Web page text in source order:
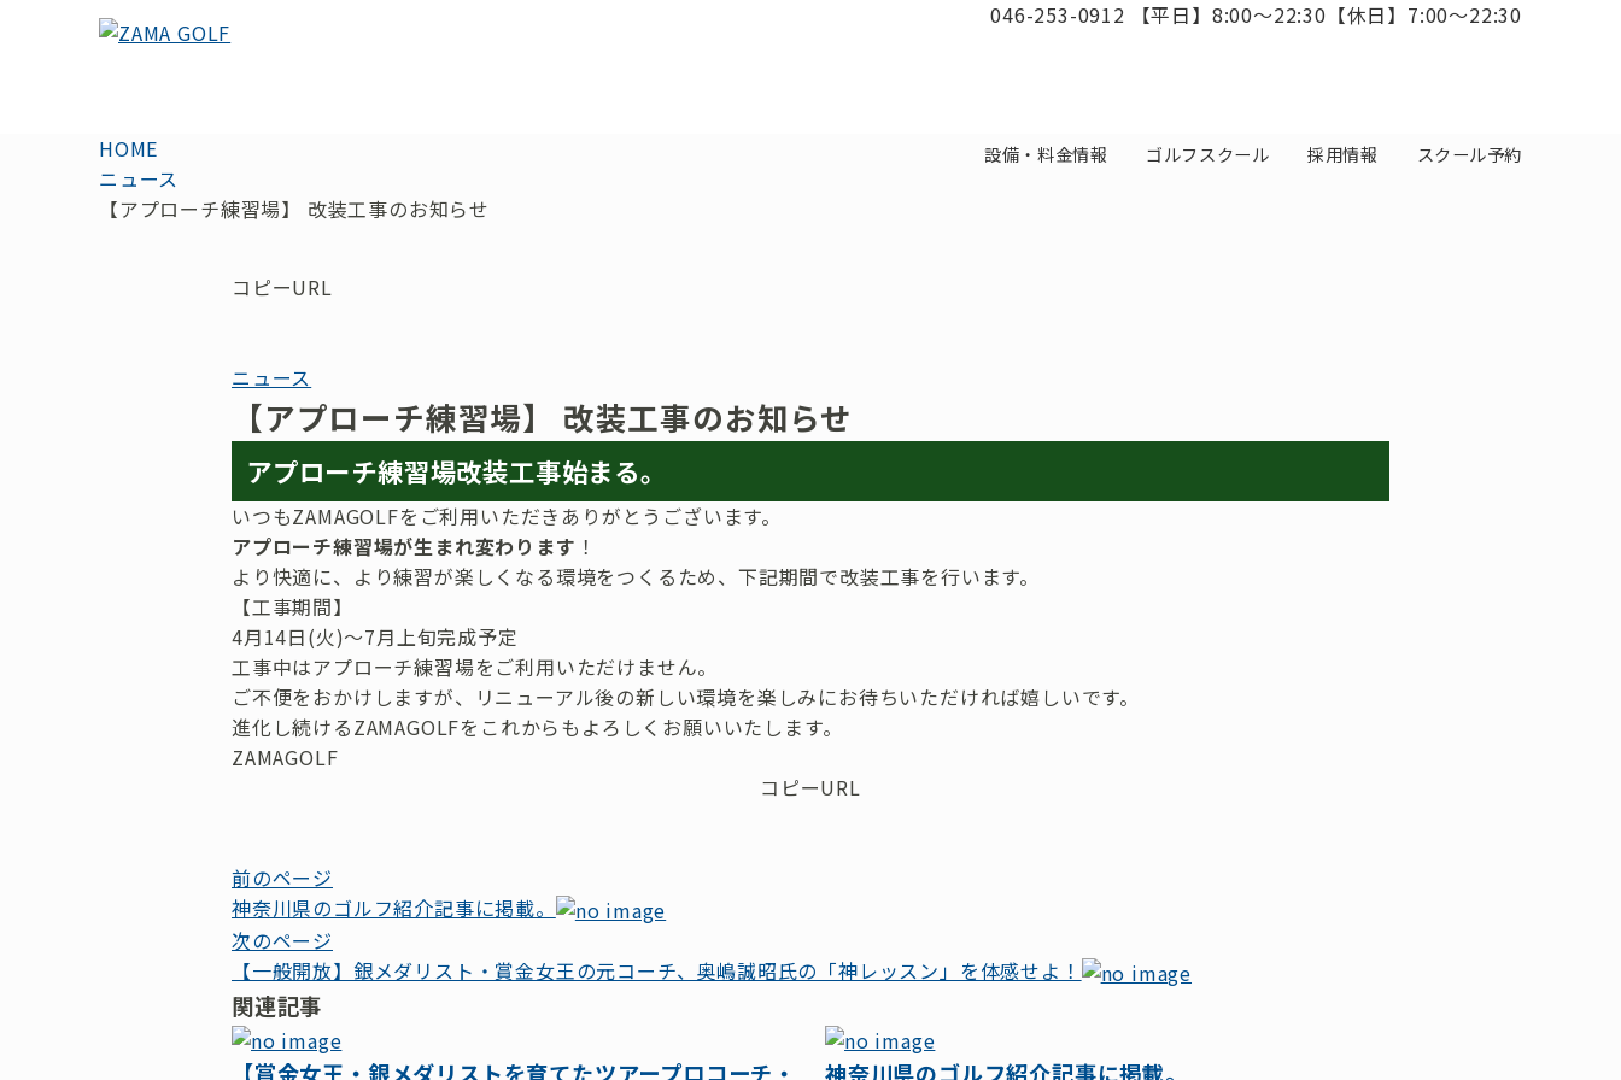
046-253-0912 【平日】8:00～22:30【休日】7:00～22:30
設備・料金情報 ゴルフスクール 採用情報 スクール予約
HOME
ニュース
【アプローチ練習場】 改装工事のお知らせ
コピーURL
ニュース
【アプローチ練習場】 改装工事のお知らせ
アプローチ練習場改装工事始まる。
いつもZAMAGOLFをご利用いただきありがとうございます。
アプローチ練習場が生まれ変わります ！
より快適に、より練習が楽しくなる環境をつくるため、下記期間で改装工事を行います。
【工事期間】
4月14日(火)～7月上旬完成予定
工事中はアプローチ練習場をご利用いただけません。
ご不便をおかけしますが、リニューアル後の新しい環境を楽しみにお待ちいただければ嬉しいです。
進化し続けるZAMAGOLFをこれからもよろしくお願いいたします。
ZAMAGOLF
コピーURL
投
稿
ナ
ビ
ゲ
前のページ
神奈川県のゴルフ紹介記事に掲載。
次のページ
【一般開放】銀メダリスト・賞金女王の元コーチ、奥嶋誠昭氏の「神レッスン」を体感せよ！
関連記事
【賞金女王・銀メダリストを育てたツアープロコーチ・ 神奈川県のゴルフ紹介記事に掲載。